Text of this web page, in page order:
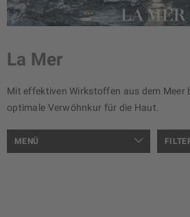
La Mer
Mit effektiven Wirkstoffen aus dem Meer
optimale Verwöhnkur für die Haut.
MENÜ